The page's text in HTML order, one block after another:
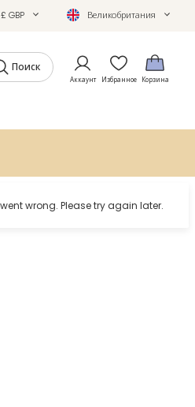
£ GBP Великобритания
Поиск
Аккаунт Избранное Корзина